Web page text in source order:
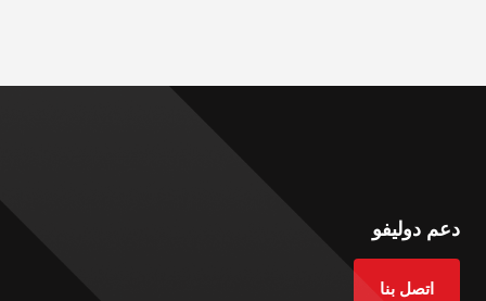
دعم دوليفو
اتصل بنا